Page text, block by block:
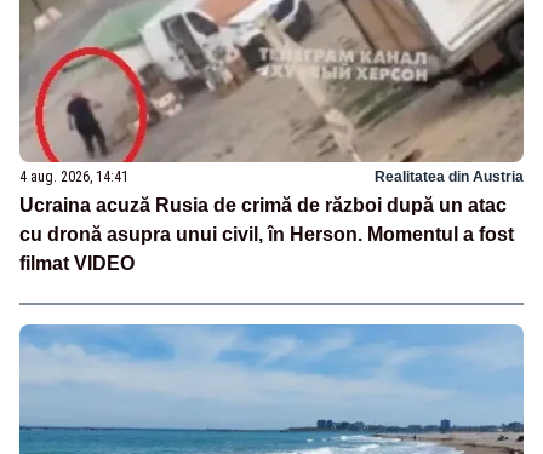
4 aug. 2026, 14:41 Realitatea din Austria
Ucraina acuză Rusia de crimă de război după un atac
cu dronă asupra unui civil, în Herson. Momentul a fost
filmat VIDEO